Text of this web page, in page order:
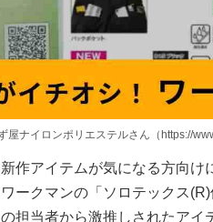
屋ナイロンポリエステルさん（https://
作アイテムが気になる方向
ークマンの「ソロテックス
担当者から激推しされたアイ